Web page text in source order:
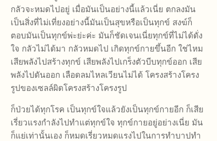
กลัวจะหมดไปอยู่ เมื่อมันเป็นอย่างนี้แล้วเนี่ย ตกลงมัน
เป็นสิ่งที่ไม่เที่ยงอย่างนี้มันเป็นสุขหรือเป็นทุกข์ สงฆ์ก็
ตอบมันเป็นทุกข์พ่ะย่ะค่ะ มันก็ชัดเจนเนี่ยทุกข์ที่ไม่ได้ดั่ง
ใจ กลัวไม่ได้มา กลัวหมดไป เกิดทุกข์กายขึ้นอีก ใช่ไหม
เสียพลังไปสร้างทุกข์ เสียพลังไปเกร็งตัวบีบทุกข์ออก เสีย
พลังไปดันออก เลือดลมไหลเวียนไม่ได้ โครงสร้างโครง
รูปของเซลล์ผิดโครงสร้างโครงรูป
ก็ป่วยได้ทุกโรค เป็นทุกข์ใจแล้วยังเป็นทุกข์กายอีก ก็เสีย
เรี่ยวแรงกำลังไปทำแต่ทุกข์ใจ ทุกข์กายอยู่อย่างเนี่ย มัน
ก็แย่เท่านั้นเอง ก็หมดเรี่ยวหมดแรงไปในการทำบาปทำ